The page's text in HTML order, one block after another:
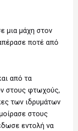
μια μάχη στον
ποτέ από
από τα
στους φτωχούς,
των ιδρυμάτων
στους
εντολή να